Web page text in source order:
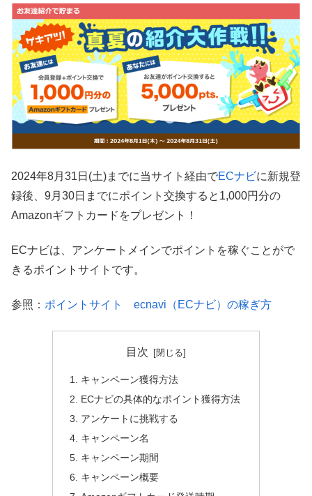
2024年8月31日(土)までに当サイト経由でECナビに新規登
録後、9月30日までにポイント交換すると1,000円分の
Amazonギフトカードをプレゼント！
ECナビは、アンケートメインでポイントを稼ぐことがで
きるポイントサイトです。
参照： ポイントサイト ecnavi（ECナビ）の稼ぎ方
目次
キャンペーン獲得方法
ECナビの具体的なポイント獲得方法
アンケートに挑戦する
キャンペーン名
キャンペーン期間
キャンペーン概要